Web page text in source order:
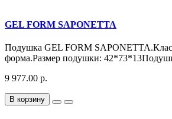
GEL FORM SAPONETTA
Подушка GEL FORM
форма.Размер подушки:
9 977.00 р.
В корзину